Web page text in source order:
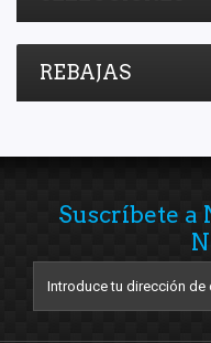
REBAJAS
Suscríbete a